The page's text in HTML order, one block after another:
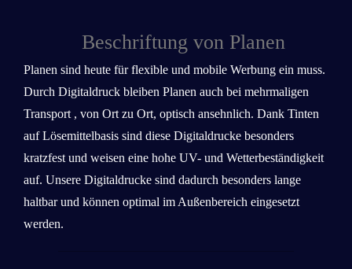
Beschriftung von Planen
Planen sind heute für flexible und mobile Werbung ein muss.
Durch Digitaldruck bleiben Planen auch bei mehrmaligen
Transport , von Ort zu Ort, optisch ansehnlich. Dank Tinten
auf Lösemittelbasis sind diese Digitaldrucke besonders
kratzfest und weisen eine hohe UV- und Wetterbeständigkeit
auf. Unsere Digitaldrucke sind dadurch besonders lange
haltbar und können optimal im Außenbereich eingesetzt
werden.